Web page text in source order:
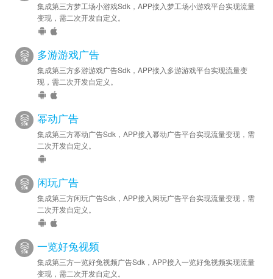
集成第三方梦工场小游戏Sdk，APP接入梦工场小游戏平台实现流量
变现，需二次开发自定义。
多游游戏广告
集成第三方多游游戏广告Sdk，APP接入多游游戏平台实现流量变
现，需二次开发自定义。
幂动广告
集成第三方幂动广告Sdk，APP接入幂动广告平台实现流量变现，需
二次开发自定义。
闲玩广告
集成第三方闲玩广告Sdk，APP接入闲玩广告平台实现流量变现，需
二次开发自定义。
一览好兔视频
集成第三方一览好兔视频广告Sdk，APP接入一览好兔视频实现流量
变现，需二次开发自定义。